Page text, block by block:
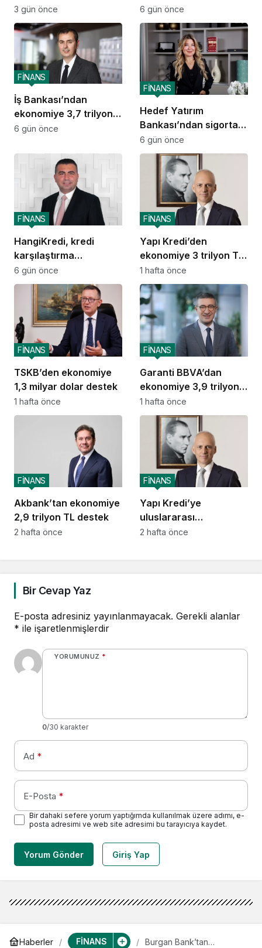
TL destek
3 gün önce TL destek
6 gün önce
İş Bankası’ndan
ekonomiye 3,7 trilyon
TL destek
FİNANS
6 gün önce
Hedef Yatırım
Bankası’ndan sigorta
ve emeklilik alanında
stratejik iş birliği
FİNANS
6 gün önce
HangiKredi, kredi
karşılaştırma
deneyimini ChatGPT’ye
taşıdı
FİNANS
6 gün önce
Yapı Kredi’den
ekonomiye 3 trilyon TL
destek
FİNANS
1 hafta önce
TSKB’den ekonomiye
1,3 milyar dolar destek
FİNANS
1 hafta önce
Garanti BBVA’dan
ekonomiye 3,9 trilyon
TL destek
FİNANS
1 hafta önce
Akbank’tan ekonomiye
2,9 trilyon TL destek
FİNANS
2 hafta önce
Yapı Kredi’ye
uluslararası
piyasalardan 414
FİNANS
2 hafta önce
Bir Cevap Yaz
E-posta adresiniz yayınlanmayacak. Gerekli alanlar
* ile işaretlenmişlerdir
YORUMUNUZ *
0/30 karakter
Ad *
E-Posta *
Bir dahaki sefere yorum yaptığımda kullanılmak üzere adımı, e-
posta adresimi ve web site adresimi bu tarayıcıya kaydet.
Yorum Gönder Giriş Yap
Haberler FİNANS
Burgan Bank’tan